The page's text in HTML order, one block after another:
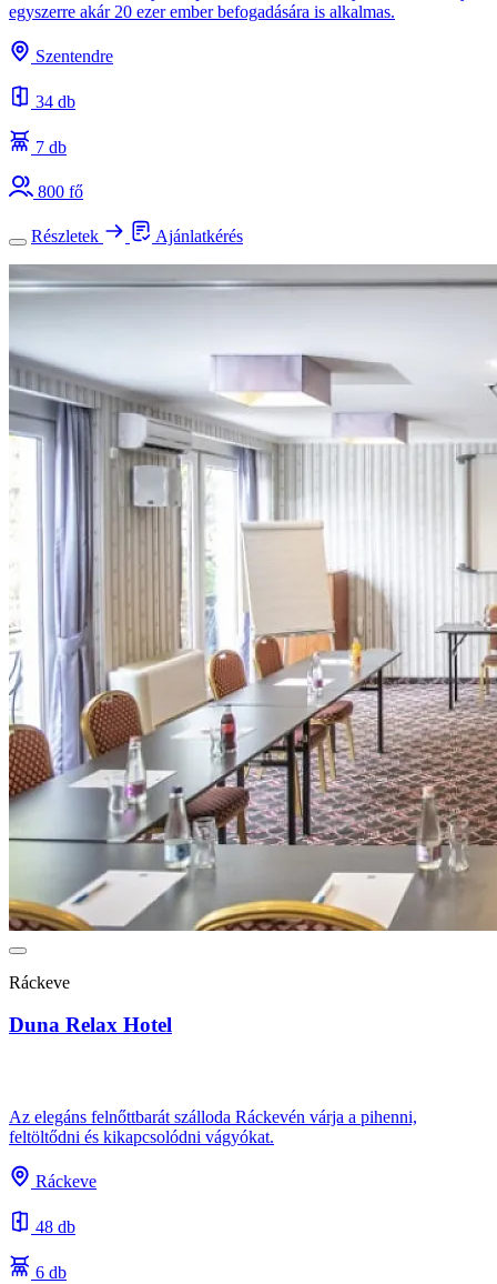
egyszerre akár 20 ezer ember befogadására is alkalmas.
Szentendre
34 db
7 db
800 fő
Részletek Ajánlatkérés
Ráckeve
Duna Relax Hotel
Az elegáns felnőttbarát szálloda Ráckevén várja a pihenni,
feltöltődni és kikapcsolódni vágyókat.
Ráckeve
48 db
6 db